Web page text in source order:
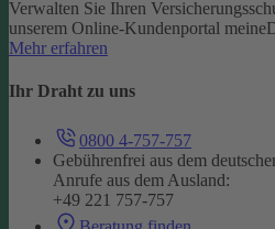
Verwalten Sie Ihren
unserem Online-Kundenportal
Mehr erfahren
Ihr Draht zu uns
0800 4-757-757
Gebührenfrei aus dem
Anrufe aus dem Ausland:
+49 221 757-757